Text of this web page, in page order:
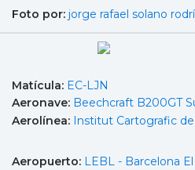
Foto por: jorge rafael solano
Matícula: EC-LJN
Aeronave: Beechcraft B200GT
Aerolínea: Institut Cartografic
Aeropuerto: LEBL - Barcelona